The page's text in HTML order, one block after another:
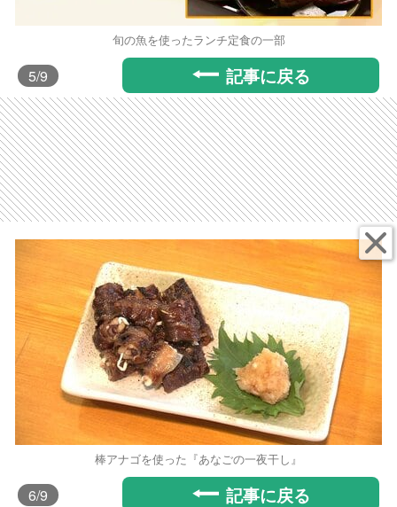
旬の魚を使ったランチ定食の一部
5/9 記事に戻る
棒アナゴを使った『あなごの一夜干し』
6/9 記事に戻る